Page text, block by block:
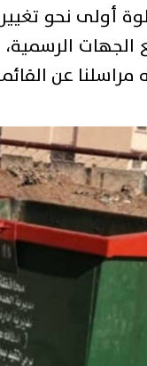
أولى نحو
عن